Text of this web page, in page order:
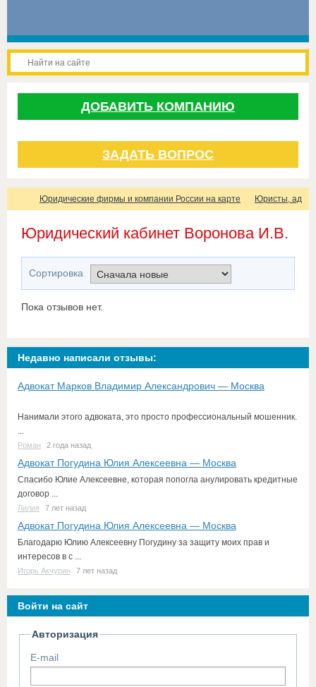
ДОБАВИТЬ КОМПАНИЮ
ЗАДАТЬ ВОПРОС
Юридические фирмы и компании России на карте Юристы,
Юридический кабинет Воронова И.В.
Сортировка
Пока отзывов нет.
Недавно написали отзывы:
Адвокат Марков Владимир Александрович — Москва
Нанимали этого адвоката, это просто профессиональный мошенник.
...
Роман 2 года назад
Адвокат Погудина Юлия Алексеевна — Москва
Спасибо Юлие Алексеевне, которая попогла анулировать кредитные
договор ...
Лилия 7 лет назад
Адвокат Погудина Юлия Алексеевна — Москва
Благодарю Юлию Алексеевну Погудину за защиту моих прав и
интересов в с ...
Игорь Акчурин 7 лет назад
Войти на сайт
Авторизация
E-mail